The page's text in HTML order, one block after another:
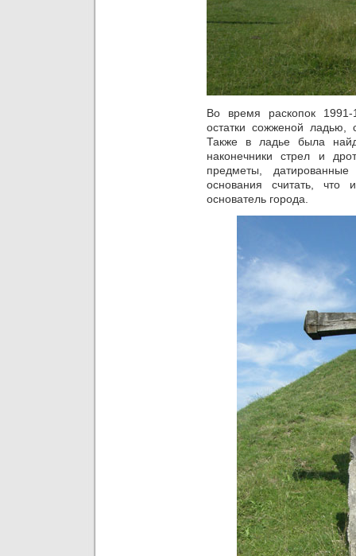
Во время раскопок
остатки сожженой ладью,
Также в ладье была
наконечники стрел и
предметы,
основания считать, что
основатель города.